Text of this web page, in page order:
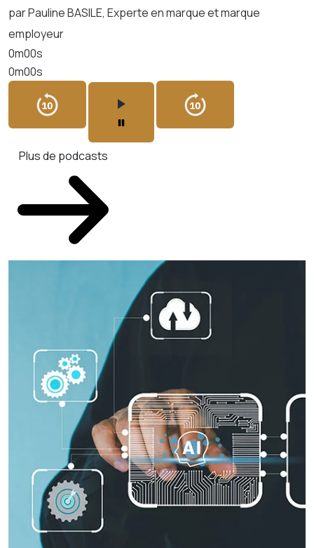
par Pauline BASILE, Experte en marque et marque
employeur
0m00s
0m00s
Plus de podcasts